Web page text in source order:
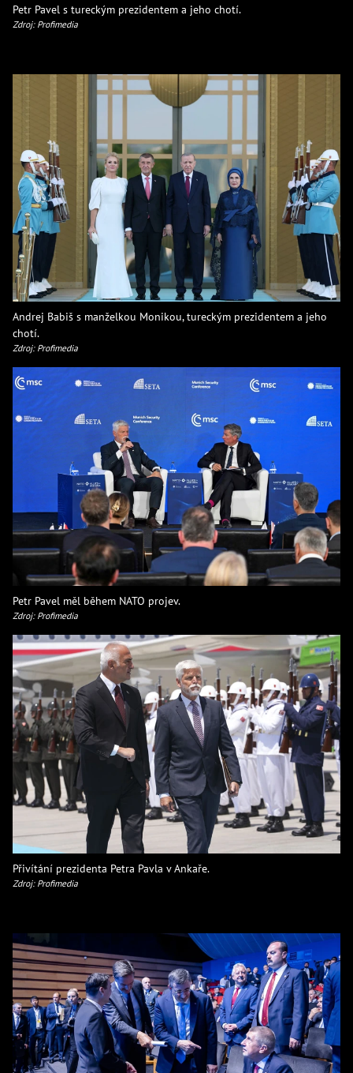
Petr Pavel s tureckým prezidentem a jeho chotí.
Zdroj: Profimedia
Andrej Babiš s manželkou Monikou, tureckým prezidentem a jeho
chotí.
Zdroj: Profimedia
Petr Pavel měl během NATO projev.
Zdroj: Profimedia
Přivítání prezidenta Petra Pavla v Ankaře.
Zdroj: Profimedia